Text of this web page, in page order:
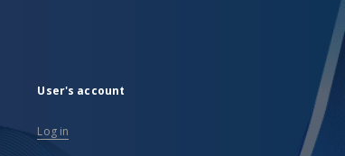
User's account
Log in